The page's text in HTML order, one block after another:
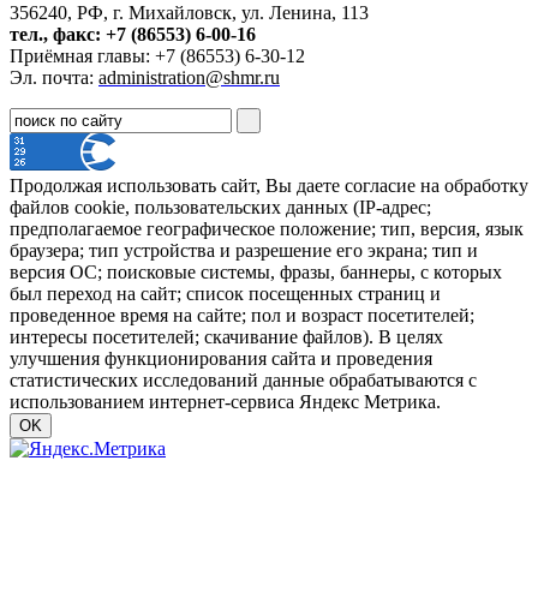
356240, РФ, г. Михайловск, ул. Ленина, 113
тел., факс: +7 (86553) 6-00-16
Приёмная главы: +7 (86553) 6-30-12
Эл. почта: administration@shmr.ru
Продолжая использовать сайт, Вы даете согласие на обработку
файлов cookie, пользовательских данных (IP-адрес;
предполагаемое географическое положение; тип, версия, язык
браузера; тип устройства и разрешение его экрана; тип и
версия ОС; поисковые системы, фразы, баннеры, с которых
был переход на сайт; список посещенных страниц и
проведенное время на сайте; пол и возраст посетителей;
интересы посетителей; скачивание файлов). В целях
улучшения функционирования сайта и проведения
статистических исследований данные обрабатываются с
использованием интернет-сервиса Яндекс Метрика.
OK